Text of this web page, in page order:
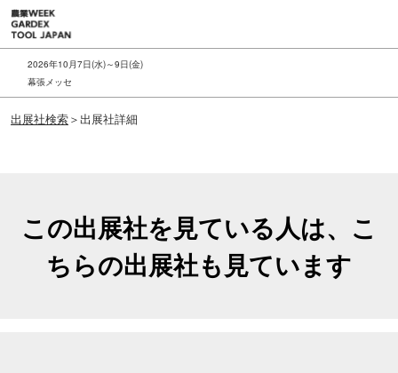
ス
キ
ッ
し
て
2026年10月7日(水)～9日(金)
幕張メッセ
出展社検索＞出展社詳細
この出展社を見ている人は、こ
ちらの出展社も見ています